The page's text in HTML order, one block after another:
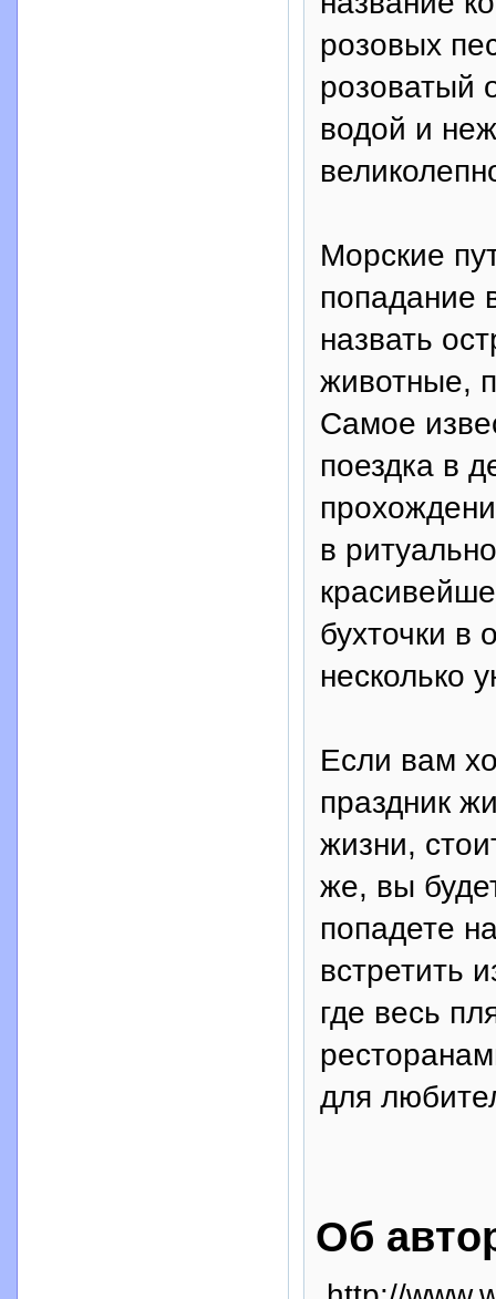
розовых
розоватый
водой и
Морские
попадание
назвать
животные,
Самое
поездка в
в
бухточки в
несколько
Если вам
праздник
жизни,
же, вы
попадете
встретить
где весь
для
Об